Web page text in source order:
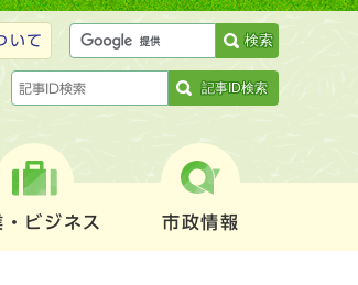
いて 検索
記事ID検索
・ビジネス 市政情報